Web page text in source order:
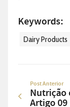
Keywords:
Dairy Products
Post Anterior
Nutrição
Artigo 09